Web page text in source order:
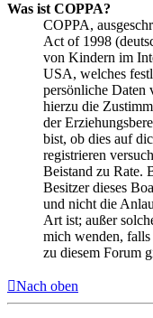
Was ist COPPA?
COPPA,
Act of 1998
von Kindern im
USA, welches
persönliche Daten
hierzu die
der
bist, ob dies auf
registrieren
Beistand zu Rate.
Besitzer dieses
und nicht die
Art ist; außer
mich wenden,
zu diesem Forum
Nach oben